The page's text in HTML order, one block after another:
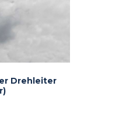
Drehleiter